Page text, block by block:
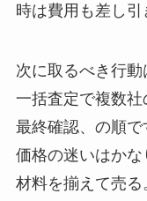
時は費用も差し引
次に取るべき行
一括査定で複数
最終確認、の順
価格の迷いはかな
材料を揃えて売